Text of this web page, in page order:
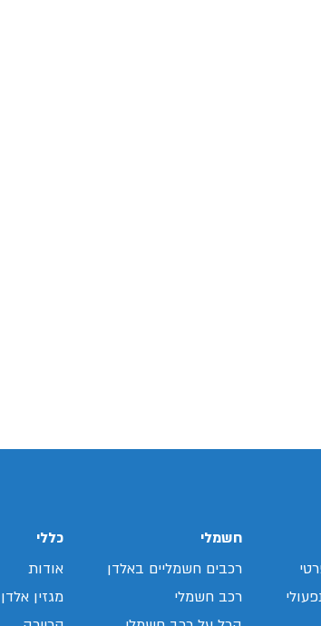
חשמלי
רכבים חשמליים באלדן
רכב חשמלי
כללי
אודות
מגזין אלדן